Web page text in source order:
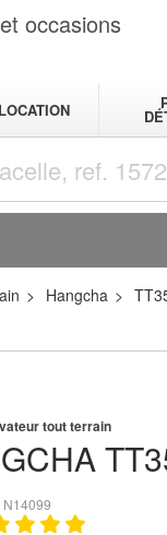
occasions
LOCATION
Hangcha
tout terrain
N14099